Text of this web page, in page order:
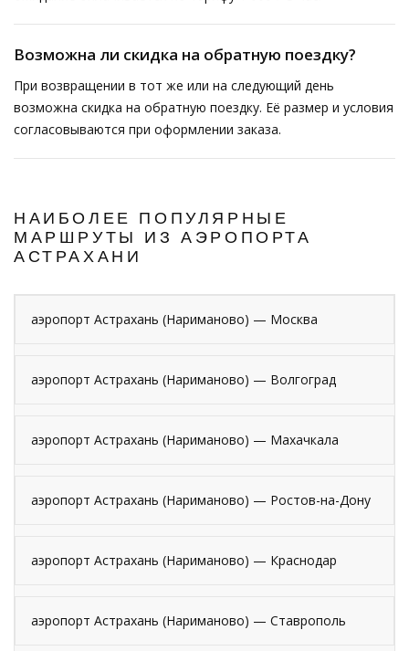
Возможна ли скидка на обратную поездку?
При возвращении в тот же или на следующий день
возможна скидка на обратную поездку. Её размер и условия
согласовываются при оформлении заказа.
НАИБОЛЕЕ ПОПУЛЯРНЫЕ
МАРШРУТЫ ИЗ АЭРОПОРТА
АСТРАХАНИ
аэропорт Астрахань (Нариманово) — Москва
аэропорт Астрахань (Нариманово) — Волгоград
аэропорт Астрахань (Нариманово) — Махачкала
аэропорт Астрахань (Нариманово) — Ростов-на-Дону
аэропорт Астрахань (Нариманово) — Краснодар
аэропорт Астрахань (Нариманово) — Ставрополь